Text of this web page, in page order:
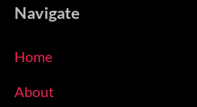
Navigate
Home
About